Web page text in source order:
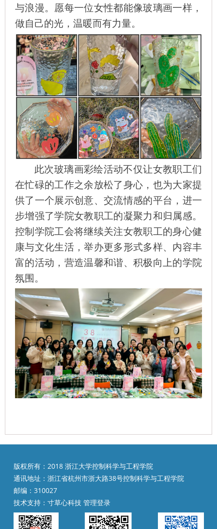
与浪漫。愿每一位女性都能像玻璃画一样，
做自己的光，温暖而有力量。
此次玻璃画彩绘活动不仅让女教职工们
在忙碌的工作之余放松了身心，也为大家提
供了一个展示创意、交流情感的平台，进一
步增强了学院女教职工的凝聚力和归属感。
控制学院工会将继续关注女教职工的身心健
康与文化生活，举办更多形式多样、内容丰
富的活动，营造温馨和谐、积极向上的学院
氛围。
版权所有：2018 浙江大学控制科学与工程学院
通讯地址：浙江省杭州市浙大路38号控制科学与工程学院
邮编：310027
技术支持： 寸草心科技 管理登录